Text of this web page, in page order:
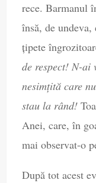
rece. Barmanul
însă, de undeva,
țipete
de respect! N-ai
nesimțită care
stau la rând!
Anei, care, în
mai observat-o
După tot acest